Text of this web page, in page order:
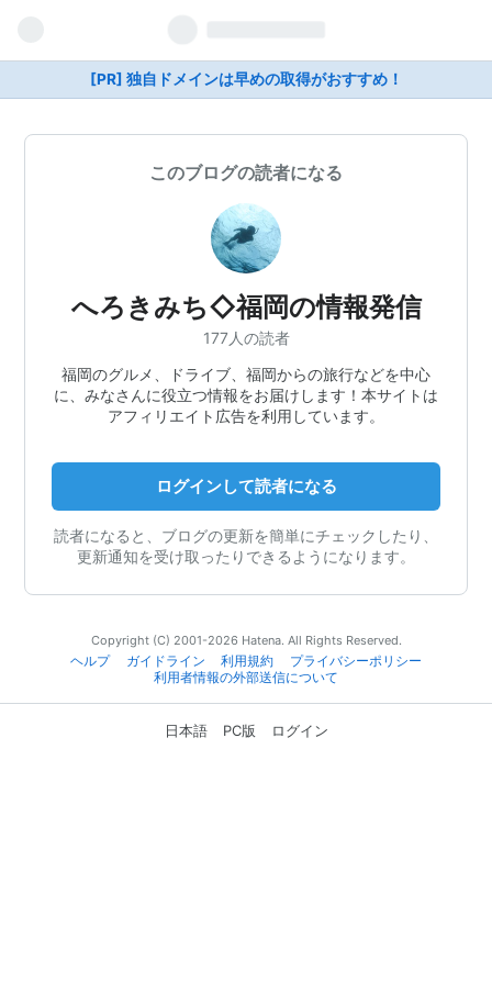
[PR] 独自ドメインは早めの取得がおすすめ！
このブログの読者になる
へろきみち◇福岡の情報発信
177人の読者
福岡のグルメ、ドライブ、福岡からの旅行などを中心
に、みなさんに役立つ情報をお届けします！本サイトは
アフィリエイト広告を利用しています。
ログインして読者になる
読者になると、ブログの更新を簡単にチェックしたり、
更新通知を受け取ったりできるようになります。
Copyright (C) 2001-2026 Hatena. All Rights Reserved.
ヘルプ
ガイドライン 利用規約
プライバシーポリシー
利用者情報の外部送信について
日本語 PC版 ログイン